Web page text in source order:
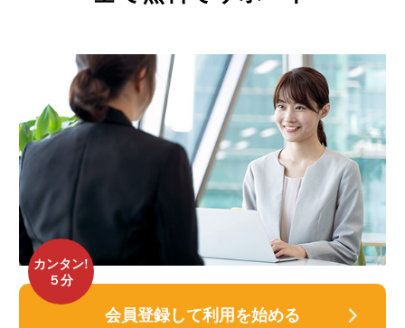
カンタン!
５分
会員登録して利用を始める